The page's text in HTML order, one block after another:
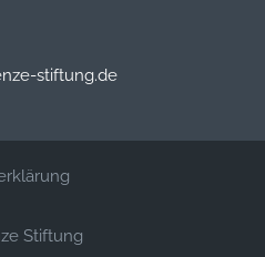
stiftung.de
Stiftung